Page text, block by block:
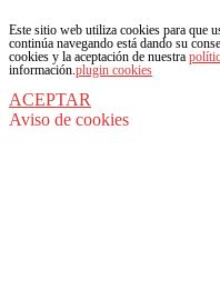
Este sitio web utiliza cookies para que
continúa navegando está dando su
cookies y la aceptación de nuestra
información.plugin cookies
ACEPTAR
Aviso de cookies